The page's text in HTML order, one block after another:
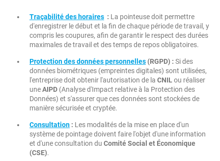
Traçabilité des horaires : La pointeuse doit permettre
d'enregistrer le début et la fin de chaque période de travail, y
compris les coupures, afin de garantir le respect des durées
maximales de travail et des temps de repos obligatoires.
Protection des données personnelles (RGPD) : Si des
données biométriques (empreintes digitales) sont utilisées,
l'entreprise doit obtenir l'autorisation de la CNILou réaliser
uneAIPD (Analyse d'Impact relative à la Protection des
Données) et s'assurer que ces données sont stockées de
manière sécurisée et cryptée.
Consultation : Les modalités de la mise en place d'un
système de pointage doivent faire l'objet d'une information
et d'une consultation du Comité Social et Économique
(CSE).